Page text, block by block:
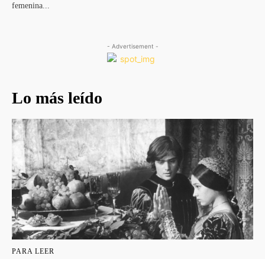
femenina...
- Advertisement -
Lo más leído
PARA LEER